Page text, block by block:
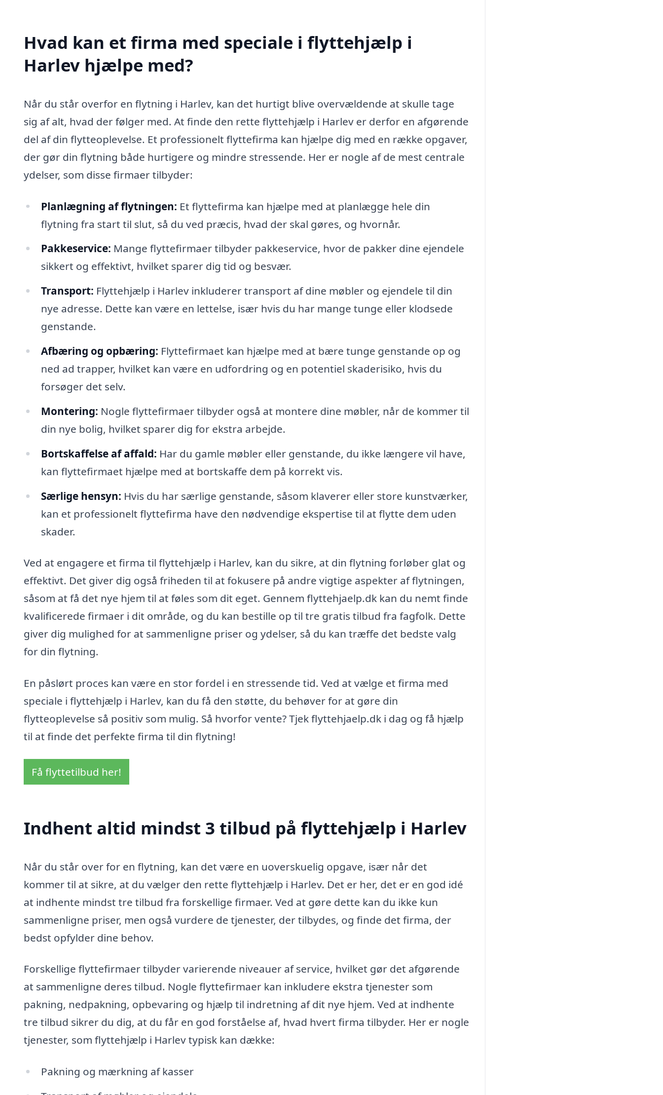
Hvad kan et firma med speciale i flyttehjælp i
Harlev hjælpe med?
Når du står overfor en flytning i Harlev, kan det hurtigt blive overvældende at skulle tage
sig af alt, hvad der følger med. At finde den rette flyttehjælp i Harlev er derfor en afgørende
del af din flytteoplevelse. Et professionelt flyttefirma kan hjælpe dig med en række opgaver,
der gør din flytning både hurtigere og mindre stressende. Her er nogle af de mest centrale
ydelser, som disse firmaer tilbyder:
Planlægning af flytningen: Et flyttefirma kan hjælpe med at planlægge hele din
flytning fra start til slut, så du ved præcis, hvad der skal gøres, og hvornår.
Pakkeservice: Mange flyttefirmaer tilbyder pakkeservice, hvor de pakker dine ejendele
sikkert og effektivt, hvilket sparer dig tid og besvær.
Transport: Flyttehjælp i Harlev inkluderer transport af dine møbler og ejendele til din
nye adresse. Dette kan være en lettelse, især hvis du har mange tunge eller klodsede
genstande.
Afbæring og opbæring: Flyttefirmaet kan hjælpe med at bære tunge genstande op og
ned ad trapper, hvilket kan være en udfordring og en potentiel skaderisiko, hvis du
forsøger det selv.
Montering: Nogle flyttefirmaer tilbyder også at montere dine møbler, når de kommer til
din nye bolig, hvilket sparer dig for ekstra arbejde.
Bortskaffelse af affald: Har du gamle møbler eller genstande, du ikke længere vil have,
kan flyttefirmaet hjælpe med at bortskaffe dem på korrekt vis.
Særlige hensyn: Hvis du har særlige genstande, såsom klaverer eller store kunstværker,
kan et professionelt flyttefirma have den nødvendige ekspertise til at flytte dem uden
skader.
Ved at engagere et firma til flyttehjælp i Harlev, kan du sikre, at din flytning forløber glat og
effektivt. Det giver dig også friheden til at fokusere på andre vigtige aspekter af flytningen,
såsom at få det nye hjem til at føles som dit eget. Gennem flyttehjaelp.dk kan du nemt finde
kvalificerede firmaer i dit område, og du kan bestille op til tre gratis tilbud fra fagfolk. Dette
giver dig mulighed for at sammenligne priser og ydelser, så du kan træffe det bedste valg
for din flytning.
En påslørt proces kan være en stor fordel i en stressende tid. Ved at vælge et firma med
speciale i flyttehjælp i Harlev, kan du få den støtte, du behøver for at gøre din
flytteoplevelse så positiv som mulig. Så hvorfor vente? Tjek flyttehjaelp.dk i dag og få hjælp
til at finde det perfekte firma til din flytning!
Få flyttetilbud her!
Indhent altid mindst 3 tilbud på flyttehjælp i Harlev
Når du står over for en flytning, kan det være en uoverskuelig opgave, især når det
kommer til at sikre, at du vælger den rette flyttehjælp i Harlev. Det er her, det er en god idé
at indhente mindst tre tilbud fra forskellige firmaer. Ved at gøre dette kan du ikke kun
sammenligne priser, men også vurdere de tjenester, der tilbydes, og finde det firma, der
bedst opfylder dine behov.
Forskellige flyttefirmaer tilbyder varierende niveauer af service, hvilket gør det afgørende
at sammenligne deres tilbud. Nogle flyttefirmaer kan inkludere ekstra tjenester som
pakning, nedpakning, opbevaring og hjælp til indretning af dit nye hjem. Ved at indhente
tre tilbud sikrer du dig, at du får en god forståelse af, hvad hvert firma tilbyder. Her er nogle
tjenester, som flyttehjælp i Harlev typisk kan dække:
Pakning og mærkning af kasser